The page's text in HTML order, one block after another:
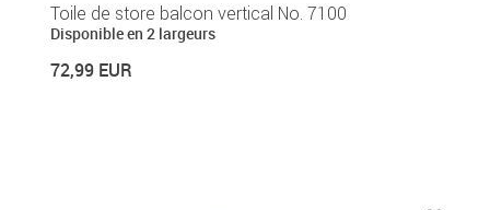
Toile de store balcon vertical No. 7100
Disponible en 2 largeurs
72,99 EUR